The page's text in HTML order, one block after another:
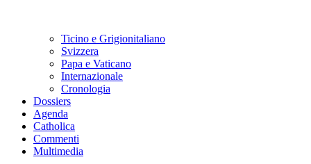
Ticino e Grigionitaliano
Svizzera
Papa e Vaticano
Internazionale
Cronologia
Dossiers
Agenda
Catholica
Commenti
Multimedia